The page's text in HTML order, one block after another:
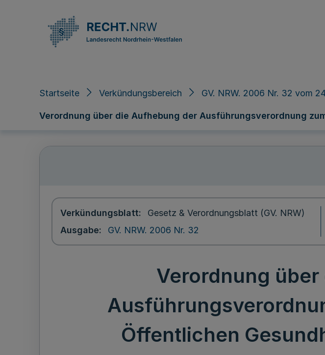
Startseite Verkündungsbereich GV. NRW. 2006 Nr. 32 vom
Verordnung über die Aufhebung der Ausführungsverordnung
Verkündungsblatt
Gesetz & Verordnungsblatt (GV. NRW)
Ausgabe
GV. NRW. 2006 Nr. 32
Verordnung
Öffentlichen